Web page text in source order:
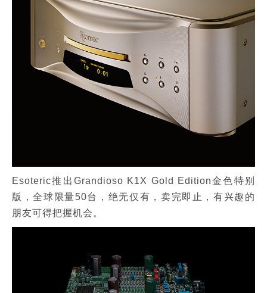
Esoteric推出Grandioso K1X Gold Edition金色特别
版，全球限量50台，绝无仅有，卖完即止，有兴趣的
朋友可得把握机会。